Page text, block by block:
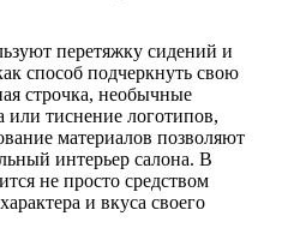
перетяжку сидений и
способ подчеркнуть свою
строчка, необычные
тиснение логотипов,
материалов позволяют
интерьер салона. В
не просто средством
и вкуса своего